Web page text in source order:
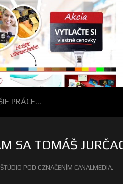
PRÁCE...
SA TOMÁŠ
POD OZNAČENÍM CANALMEDIA.